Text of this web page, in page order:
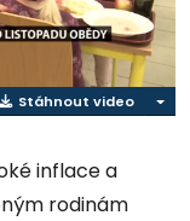
Stáhnout video
inflace a
rodinám